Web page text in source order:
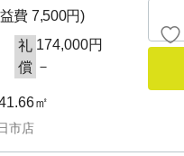
費 7,500円)
礼 174,000円
償 －
㎡
市店